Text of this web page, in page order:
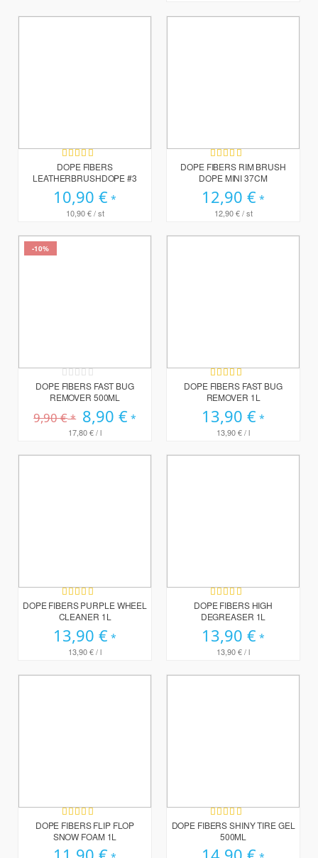
Bewertung:
100%
DOPE FIBERS
LEATHERBRUSHDOPE #3
10,90 €
10,90 €/ st
Bewertung:
100%
DOPE FIBERS RIM BRUSH
DOPE MINI 37CM
12,90 €
12,90 €/ st
-10%
Rating:
0%
DOPE FIBERS FAST BUG
REMOVER 500ML
9,90 € Sonderpreis
8,90 €
17,80 €/ l
Bewertung:
90%
DOPE FIBERS FAST BUG
REMOVER 1L
13,90 €
13,90 €/ l
Bewertung:
100%
DOPE FIBERS PURPLE WHEEL
CLEANER 1L
13,90 €
13,90 €/ l
Bewertung:
90%
DOPE FIBERS HIGH
DEGREASER 1L
13,90 €
13,90 €/ l
Bewertung:
100%
DOPE FIBERS FLIP FLOP
SNOW FOAM 1L
Bewertung:
100%
DOPE FIBERS SHINY TIRE GEL
500ML